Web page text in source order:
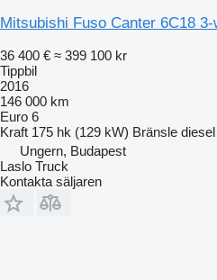
Mitsubishi Fuso Canter 6C18
36 400 € ≈ 399 100 kr
Tippbil
2016
146 000 km
Euro 6
Kraft 175 hk (129 kW) Bränsle diesel
Ungern, Budapest
Laslo Truck
Kontakta säljaren